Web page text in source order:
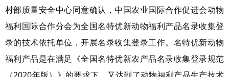
村部质量安全中心同意确认，中国农业国际合作促进会动物
福利国际合作分会为全国名特优新动物福利产品名录收集登
录的技术依托单位，开展名录收集登录工作。名特优新动物
福利产品是在满足《全国名特优新农产品名录收集登录规范